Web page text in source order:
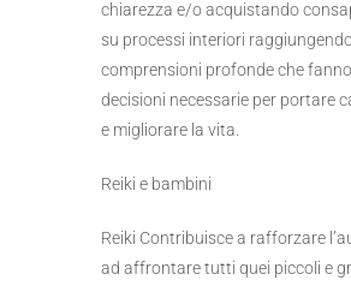
chiarezza e/o acquistando
su processi interiori
comprensioni profonde che
decisioni necessarie per portare
e migliorare la vita.
Reiki e bambini
Reiki Contribuisce a rafforzare
ad affrontare tutti quei piccoli e